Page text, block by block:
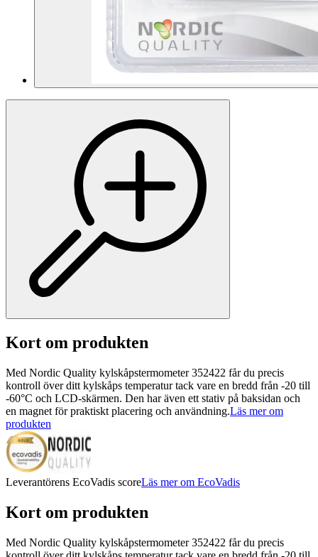
Kort om produkten
Med Nordic Quality kylskåpstermometer 352422 får du precis
kontroll över ditt kylskåps temperatur tack vare en bredd från -20 till
-60°C och LCD-skärmen. Den har även ett stativ på baksidan och
en magnet för praktiskt placering och användning.Läs mer om
produkten
Leverantörens EcoVadis scoreLäs mer om EcoVadis
Kort om produkten
Med Nordic Quality kylskåpstermometer 352422 får du precis